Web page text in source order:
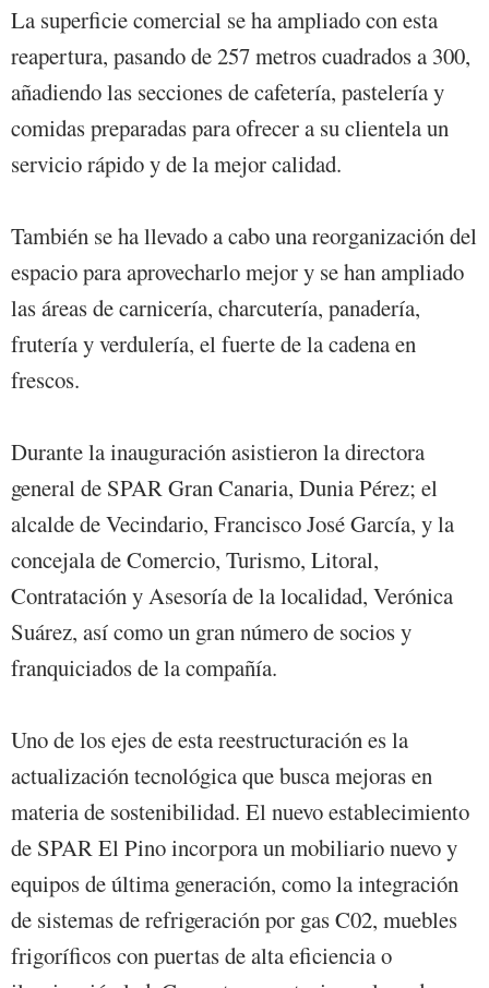
La superficie comercial se ha ampliado con esta
reapertura, pasando de 257 metros cuadrados a 300,
añadiendo las secciones de cafetería, pastelería y
comidas preparadas para ofrecer a su clientela un
servicio rápido y de la mejor calidad.
También se ha llevado a cabo una reorganización del
espacio para aprovecharlo mejor y se han ampliado
las áreas de carnicería, charcutería, panadería,
frutería y verdulería, el fuerte de la cadena en
frescos.
Durante la inauguración asistieron la directora
general de SPAR Gran Canaria, Dunia Pérez; el
alcalde de Vecindario, Francisco José García, y la
concejala de Comercio, Turismo, Litoral,
Contratación y Asesoría de la localidad, Verónica
Suárez, así como un gran número de socios y
franquiciados de la compañía.
Uno de los ejes de esta reestructuración es la
actualización tecnológica que busca mejoras en
materia de sostenibilidad. El nuevo establecimiento
de SPAR El Pino incorpora un mobiliario nuevo y
equipos de última generación, como la integración
de sistemas de refrigeración por gas C02, muebles
frigoríficos con puertas de alta eficiencia o